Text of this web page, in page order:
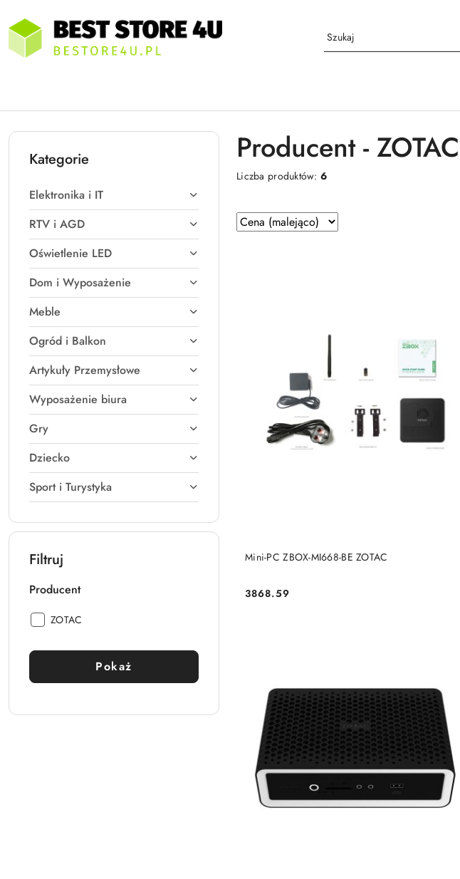
Przejdź do treści głównej
Przejdź do wyszukiwarki
Przejdź do moje konto
Przejdź do menu głównego
Przejdź do stopki
Kategorie
Elektronika i IT
RTV i AGD
Oświetlenie LED
Dom i Wyposażenie
Meble
Ogród i Balkon
Artykuły Przemysłowe
Wyposażenie biura
Gry
Dziecko
Sport i Turystyka
Filtruj
Producent
Producent:
ZOTAC
Pokaż
Producent - ZOTAC
Liczba produktów:6
Zastosowano
sortowanie:
Sortuj
według
Mini-PC ZBOX-MI668-BE ZOTAC
Cena:
3868.59
DO KOSZYKA